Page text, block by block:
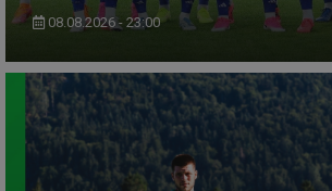
08.08.2026 - 23:00